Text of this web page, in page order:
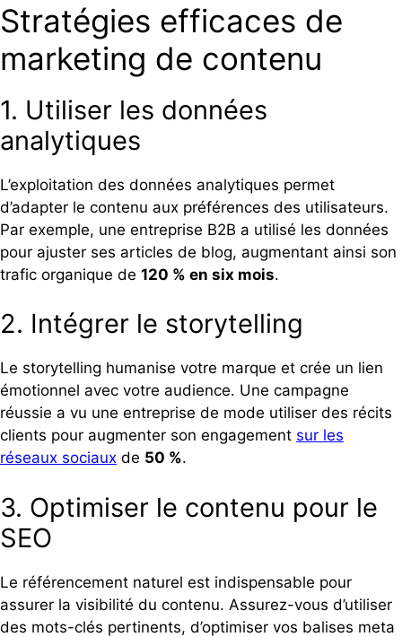
Stratégies efficaces de
marketing de contenu
1. Utiliser les données
analytiques
L’exploitation des données analytiques permet
d’adapter le contenu aux préférences des utilisateurs.
Par exemple, une entreprise B2B a utilisé les données
pour ajuster ses articles de blog, augmentant ainsi son
trafic organique de 120 % en six mois.
2. Intégrer le storytelling
Le storytelling humanise votre marque et crée un lien
émotionnel avec votre audience. Une campagne
réussie a vu une entreprise de mode utiliser des récits
clients pour augmenter son engagement sur les
réseaux sociaux de 50 %.
3. Optimiser le contenu pour le
SEO
Le référencement naturel est indispensable pour
assurer la visibilité du contenu. Assurez-vous d’utiliser
des mots-clés pertinents, d’optimiser vos balises meta